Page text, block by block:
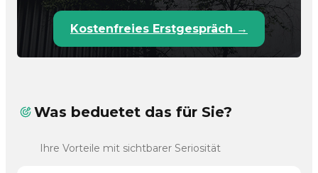
Kostenfreies Erstgespräch →
Was beduetet das für Sie?
Ihre Vorteile mit sichtbarer Seriosität